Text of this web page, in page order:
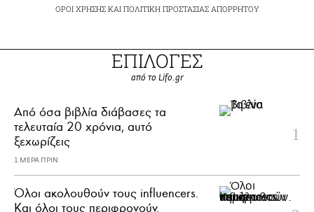
ΟΡΟΙ ΧΡΗΣΗΣΚΑΙ ΠΟΛΙΤΙΚΗ ΠΡΟΣΤΑΣΙΑΣ ΑΠΟΡΡΗΤΟΥ
ΕΠΙΛΟΓΕΣ
από το Lifo.gr
Από όσα βιβλία διάβασες τα
τελευταία 20 χρόνια, αυτό
ξεχωρίζεις
1 ΜΕΡΑ ΠΡΙΝ
Όλοι ακολουθούν τους influencers.
Και όλοι τους περιφρονούν.